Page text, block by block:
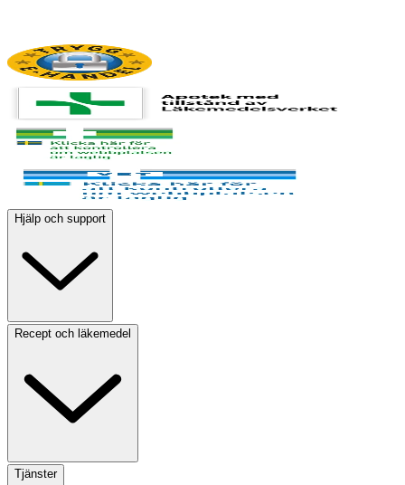
Hjälp och support
Recept och läkemedel
Tjänster